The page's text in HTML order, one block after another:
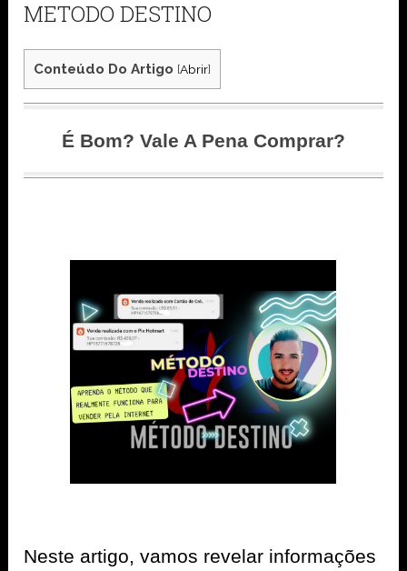
METODO DESTINO
Conteúdo Do Artigo [Abrir]
É Bom? Vale A Pena Comprar?
Neste artigo, vamos revelar informações